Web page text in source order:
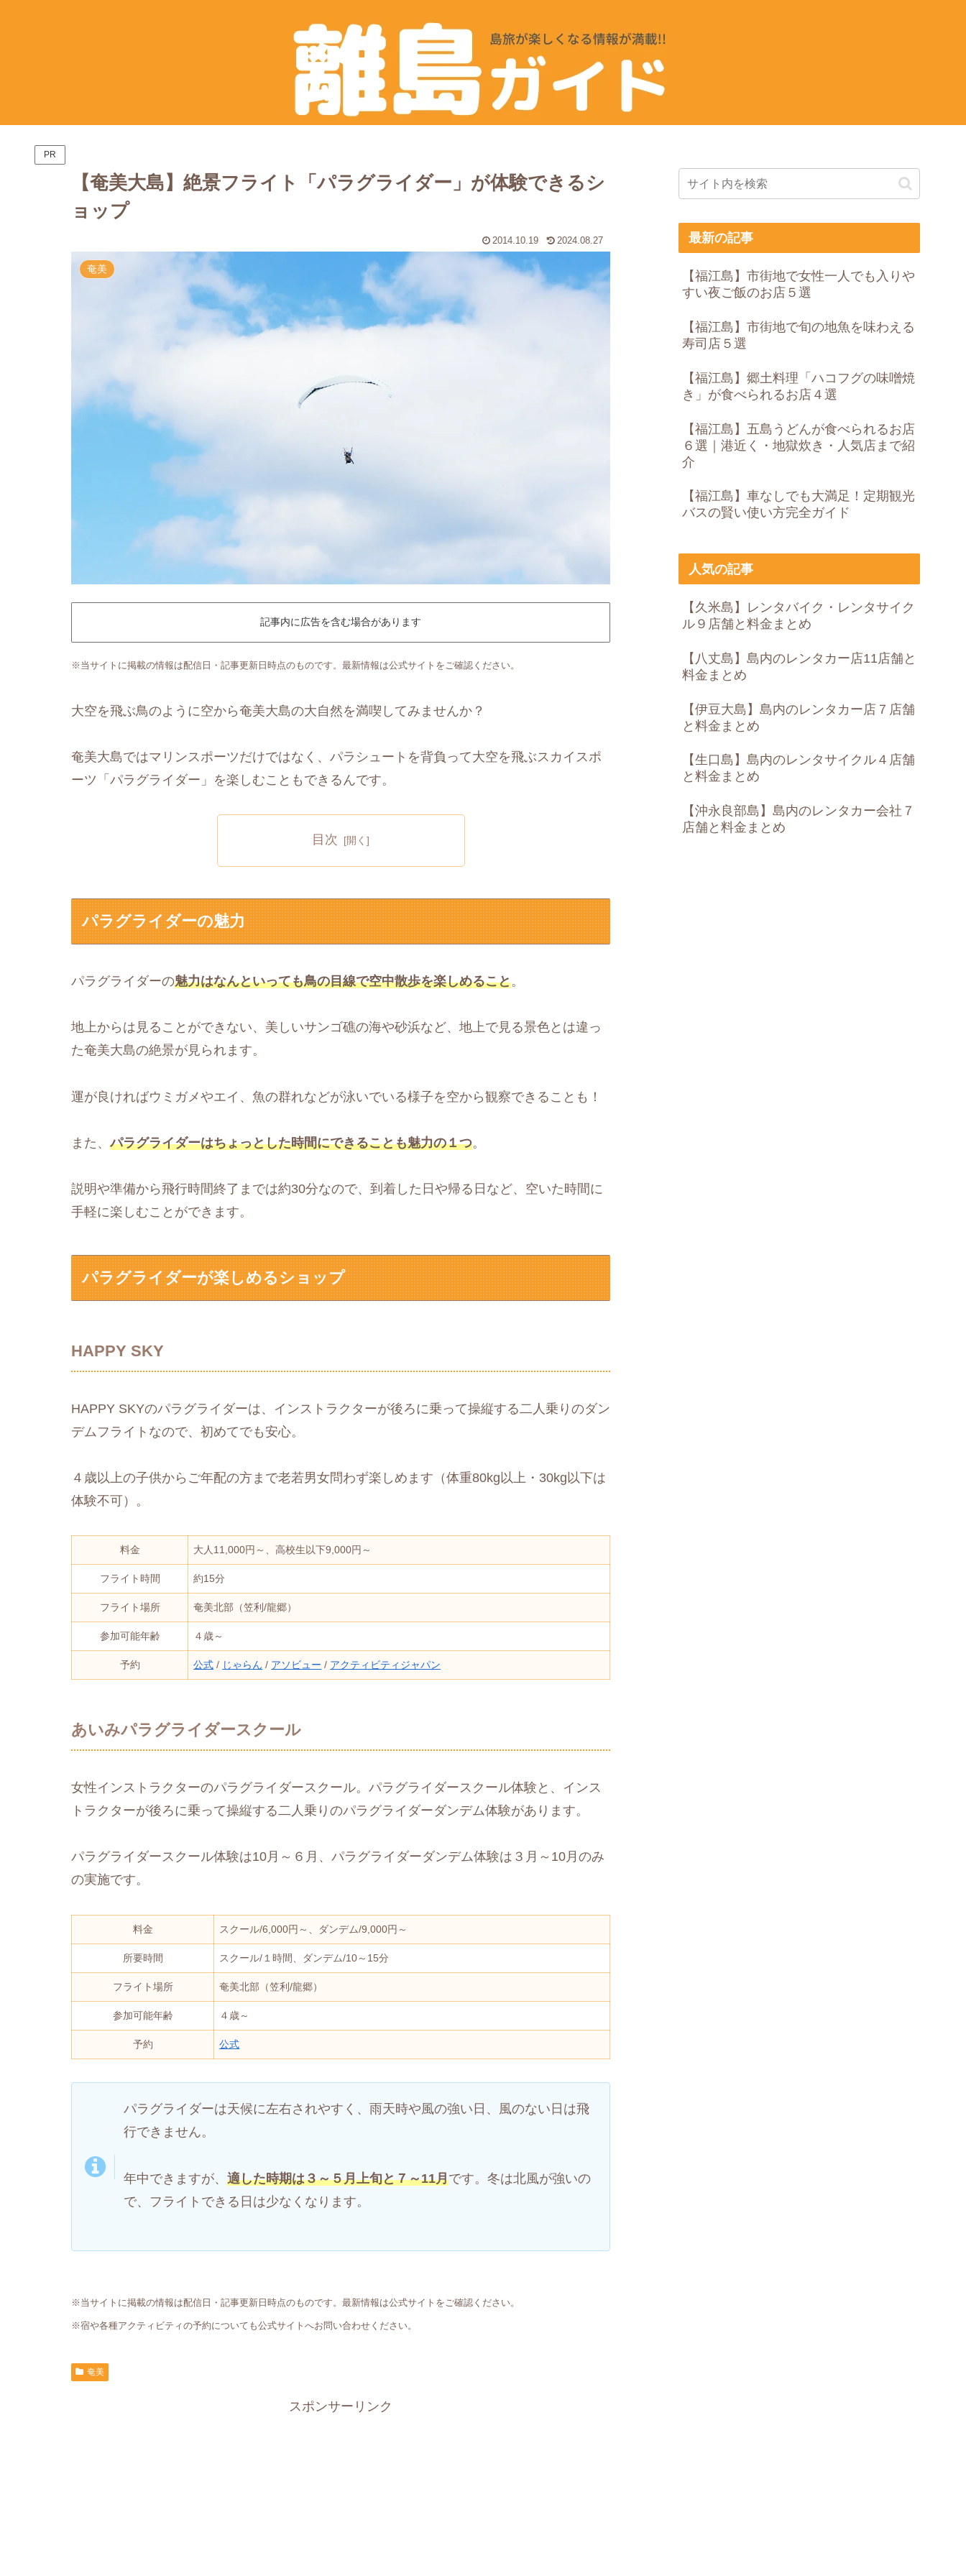
PR
【奄美大島】絶景フライト「パラグライダー」が体験できるシ
ョップ
2014.10.19 2024.08.27
奄美
記事内に広告を含む場合があります
※当サイトに掲載の情報は配信日・記事更新日時点のものです。最新情報は公式サイトをご確認ください。
大空を飛ぶ鳥のように空から奄美大島の大自然を満喫してみませんか？
奄美大島ではマリンスポーツだけではなく、パラシュートを背負って大空を飛ぶスカイスポ
ーツ「パラグライダー」を楽しむこともできるんです。
目次
パラグライダーの魅力
パラグライダーの魅力はなんといっても鳥の目線で空中散歩を楽しめること。
地上からは見ることができない、美しいサンゴ礁の海や砂浜など、地上で見る景色とは違っ
た奄美大島の絶景が見られます。
運が良ければウミガメやエイ、魚の群れなどが泳いでいる様子を空から観察できることも！
また、パラグライダーはちょっとした時間にできることも魅力の１つ。
説明や準備から飛行時間終了までは約30分なので、到着した日や帰る日など、空いた時間に
手軽に楽しむことができます。
パラグライダーが楽しめるショップ
HAPPY SKY
HAPPY SKYのパラグライダーは、インストラクターが後ろに乗って操縦する二人乗りのダン
デムフライトなので、初めてでも安心。
４歳以上の子供からご年配の方まで老若男女問わず楽しめます（体重80kg以上・30kg以下は
体験不可）。
料金 大人11,000円～、高校生以下9,000円～
フライト時間 約15分
フライト場所 奄美北部（笠利/龍郷）
参加可能年齢 ４歳～
予約 公式 / じゃらん / アソビュー / アクティビティジャパン
あいみパラグライダースクール
女性インストラクターのパラグライダースクール。パラグライダースクール体験と、インス
トラクターが後ろに乗って操縦する二人乗りのパラグライダーダンデム体験があります。
パラグライダースクール体験は10月～６月、パラグライダーダンデム体験は３月～10月のみ
の実施です。
料金 スクール/6,000円～、ダンデム/9,000円～
所要時間 スクール/１時間、ダンデム/10～15分
フライト場所 奄美北部（笠利/龍郷）
参加可能年齢 ４歳～
予約 公式
パラグライダーは天候に左右されやすく、雨天時や風の強い日、風のない日は飛
行できません。
年中できますが、 適した時期は３～５月上旬と７～11月です。冬は北風が強いの
で、フライトできる日は少なくなります。
※当サイトに掲載の情報は配信日・記事更新日時点のものです。最新情報は公式サイトをご確認ください。
※宿や各種アクティビティの予約についても公式サイトへお問い合わせください。
奄美
スポンサーリンク
最新の記事
【福江島】市街地で女性一人でも入りや
すい夜ご飯のお店５選
【福江島】市街地で旬の地魚を味わえる
寿司店５選
【福江島】郷土料理「ハコフグの味噌焼
き」が食べられるお店４選
【福江島】五島うどんが食べられるお店
６選｜港近く・地獄炊き・人気店まで紹
介
【福江島】車なしでも大満足！定期観光
バスの賢い使い方完全ガイド
人気の記事
【久米島】レンタバイク・レンタサイク
ル９店舗と料金まとめ
【八丈島】島内のレンタカー店11店舗と
料金まとめ
【伊豆大島】島内のレンタカー店７店舗
と料金まとめ
【生口島】島内のレンタサイクル４店舗
と料金まとめ
【沖永良部島】島内のレンタカー会社７
店舗と料金まとめ